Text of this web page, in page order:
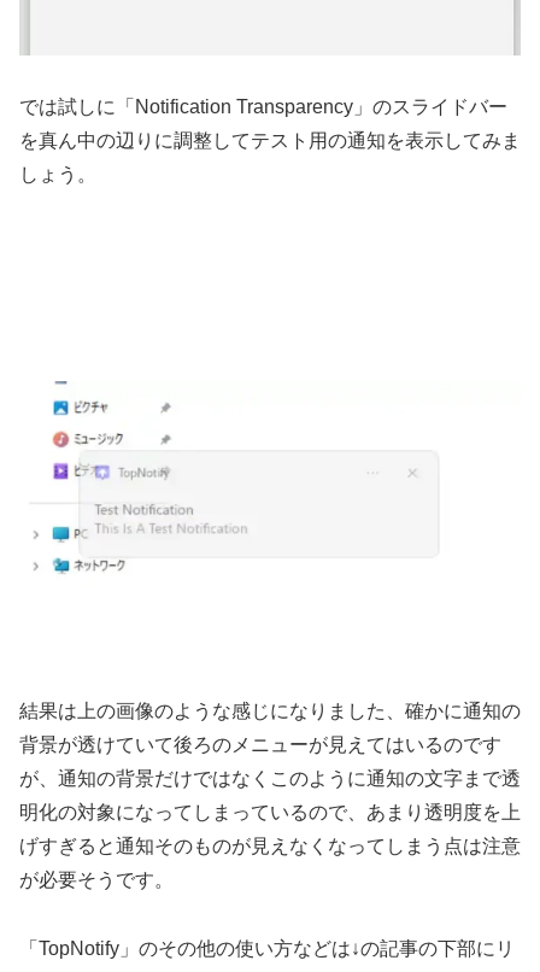
では試しに「Notification Transparency」のスライドバー
を真ん中の辺りに調整してテスト用の通知を表示してみま
しょう。
結果は上の画像のような感じになりました、確かに通知の
背景が透けていて後ろのメニューが見えてはいるのです
が、通知の背景だけではなくこのように通知の文字まで透
明化の対象になってしまっているので、あまり透明度を上
げすぎると通知そのものが見えなくなってしまう点は注意
が必要そうです。
「TopNotify」のその他の使い方などは↓の記事の下部にリ